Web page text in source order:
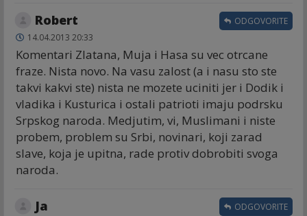
Robert
14.04.2013 20:33
Komentari Zlatana, Muja i Hasa su vec otrcane
fraze. Nista novo. Na vasu zalost (a i nasu sto ste
takvi kakvi ste) nista ne mozete uciniti jer i Dodik i
vladika i Kusturica i ostali patrioti imaju podrsku
Srpskog naroda. Medjutim, vi, Muslimani i niste
probem, problem su Srbi, novinari, koji zarad
slave, koja je upitna, rade protiv dobrobiti svoga
naroda.
ODGOVORITE
Ja ODGOVORITE